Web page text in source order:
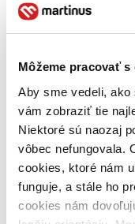
Môžeme pracovať
Aby sme vedeli, ako
vám zobraziť tie
Niektoré sú naozaj
vôbec nefungovala.
cookies, ktoré nám
funguje, a stále ho
cookies nám
Bestsellery
Top hodnotené
Novinky
Najdrahšie
Najlacnejšie
Najvyššia zľava
Použité filtre
Zrušiť filtre
Vydavateľstvo Host